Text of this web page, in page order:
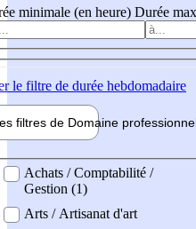
minimale (en heure) Durée
le filtre de durée hebdomadaire
filtres de Domaine pro
professionel
Achats / Comptabilité /
Gestion (1)
Arts / Artisanat d'art